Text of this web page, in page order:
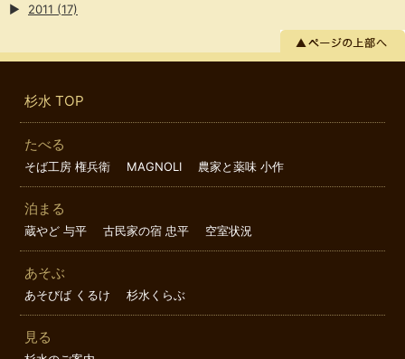
▶
2011 (17)
杉水 TOP
たべる
そば工房 権兵衛 MAGNOLI 農家と薬味 小作
泊まる
蔵やど 与平 古民家の宿 忠平 空室状況
あそぶ
あそびば くるけ 杉水くらぶ
見る